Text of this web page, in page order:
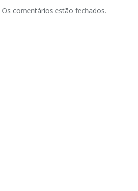
Os comentários estão fechados.